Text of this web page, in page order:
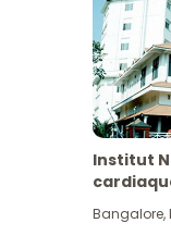
Institut
Bangalore,